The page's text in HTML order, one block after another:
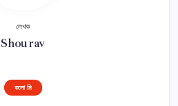
লেখক
Shourav
ফলো মি